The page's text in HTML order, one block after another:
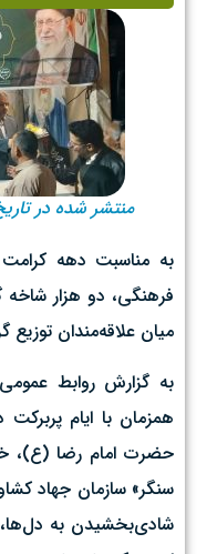
منتشر شده در تاریخ
به مناسبت دهه
فرهنگی، دو هزار
میان علاقه‌مندان توزیع
به گزارش روابط
همزمان با ایام
حضرت امام رضا (ع)،
سنگر» سازمان جهاد
شادی‌بخشیدن به دل‌ها،